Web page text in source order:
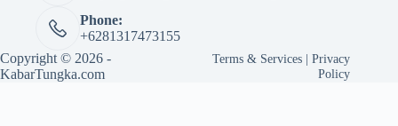
Phone:
+6281317473155
Copyright © 2026 -
KabarTungka.com
Terms & Services |Privacy
Policy